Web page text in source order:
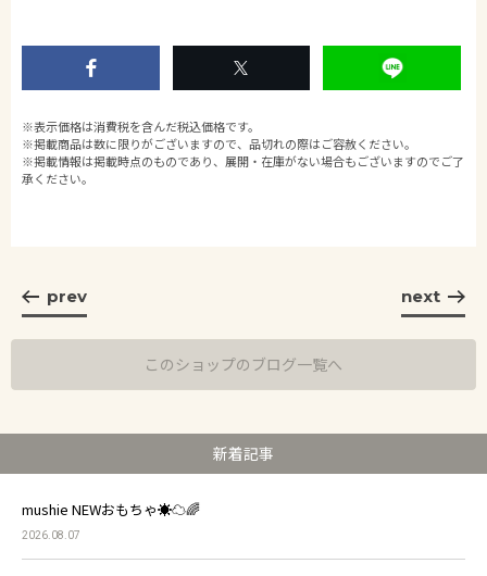
※表示価格は消費税を含んだ税込価格です。
※掲載商品は数に限りがございますので、品切れの際はご容赦ください。
※掲載情報は掲載時点のものであり、展開・在庫がない場合もございますのでご了
承ください。
prev next
このショップのブログ一覧へ
新着記事
mushie NEWおもちゃ☀️☁️🌈
2026.08.07